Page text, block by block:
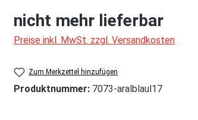
nicht mehr lieferbar
Preise inkl. MwSt. zzgl. Versandkosten
Zum Merkzettel hinzufügen
Produktnummer: 7073-aralblaul17